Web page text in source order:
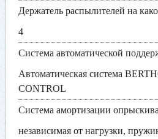
Держатель распылителей на
4
Система автоматической
Aвтоматическая система
CONTROL
Система амортизации
независимая от нагрузки,